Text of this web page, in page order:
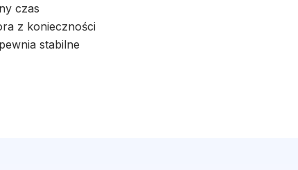
czas
z konieczności
stabilne